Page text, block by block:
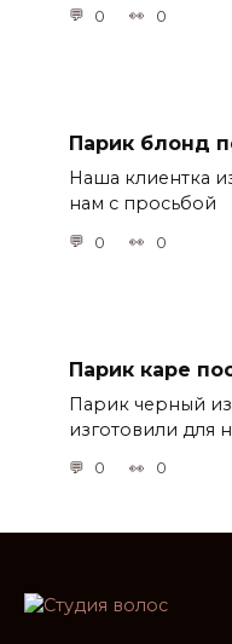
0 0
Парик блонд
Наша клиентка
нам с просьбой
0 0
Парик каре
Парик черный
изготовили для
0 0